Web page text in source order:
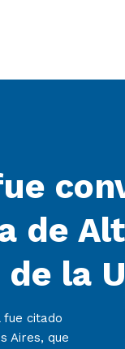
de
la
fue citado
Aires, que